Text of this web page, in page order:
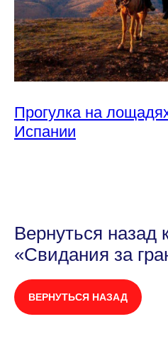
Прогулка на
Испании
Вернуться назад
«Свидания за
ВЕРНУТЬСЯ НАЗАД